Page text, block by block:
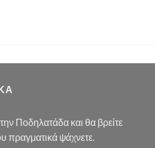
Ποδηλατάδα και θα βρείτε
πραγματικά ψάχνετε.